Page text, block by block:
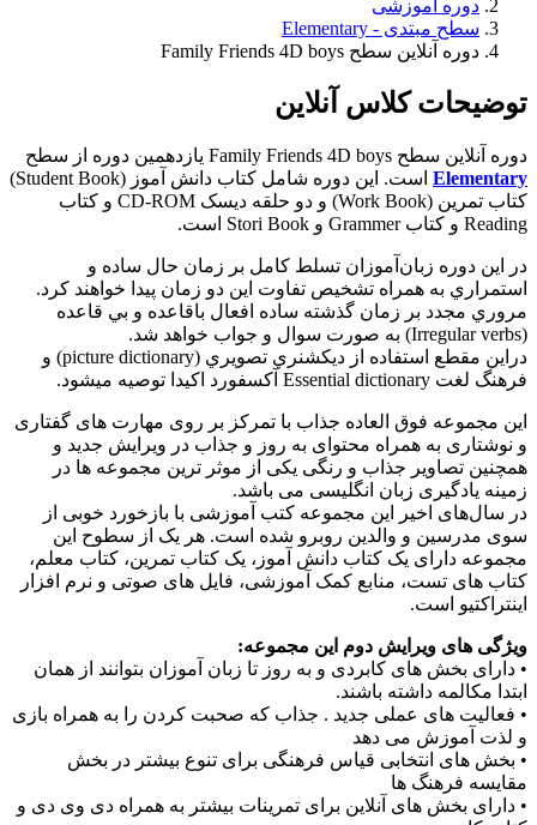
دوره آموزشی
سطح مبتدی - Elementary
دوره آنلاین سطح Family Friends 4D boys
توضیحات کلاس آنلاین
دوره آنلاین سطح Family Friends 4D boys یازدهمین دوره از سطح
Elementary
است. این دوره شامل کتاب دانش آموز (Student Book)
کتاب تمرین (Work Book) و دو حلقه دیسک CD-ROM و کتاب
Reading و کتاب Grammer و Stori Book است.
در اين دوره زبان‌آموزان تسلط كامل بر زمان حال ساده و
استمراري به همراه تشخيص تفاوت اين دو زمان پيدا خواهند كرد.
مروري مجدد بر زمان گذشته ساده افعال باقاعده و بي قاعده
(Irregular verbs) به صورت سوال و جواب خواهد شد.
دراين مقطع استفاده از ديكشنري تصويري (picture dictionary) و
فرهنگ لغت Essential dictionary آكسفورد اكيدا توصيه ميشود.
این مجموعه فوق العاده جذاب با تمرکز بر روی مهارت های گفتاری
و نوشتاری به همراه محتوای به روز و جذاب در ویرایش جدید و
همچنین تصاویر جذاب و رنگی یکی از موثر ترین مجموعه ها در
زمینه یادگیری زبان انگلیسی می باشد.
در سال‌های اخیر این مجموعه کتب آموزشی با بازخورد خوبی از
سوی مدرسین و والدین روبرو شده است. هر یک از سطوح این
مجموعه دارای یک کتاب دانش آموز، یک کتاب تمرین، کتاب معلم،
کتاب های تست، منابع کمک آموزشی، فایل های صوتی و نرم افزار
اینتراکتیو است.
ویژگی های ویرایش دوم این مجموعه:
• دارای بخش های کابردی و به روز تا زبان آموزان بتوانند از همان
ابتدا مکالمه داشته باشند.
• فعالیت های عملی جدید . جذاب که صحبت کردن را به همراه بازی
و لذت آموزش می دهد
• بخش های انتخابی قیاس فرهنگی برای تنوع بیشتر در بخش
مقایسه فرهنگ ها
• دارای بخش های آنلاین برای تمرینات بیشتر به همراه دی وی دی و